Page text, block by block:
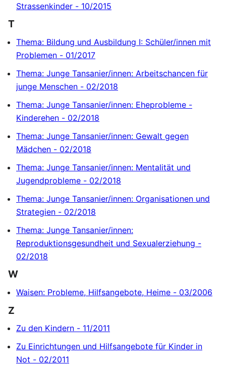
Strassenkinder - 10/2015
T
Thema: Bildung und Ausbildung I: Schüler/innen mit
Problemen - 01/2017
Thema: Junge Tansanier/innen: Arbeitschancen für
junge Menschen - 02/2018
Thema: Junge Tansanier/innen: Eheprobleme -
Kinderehen - 02/2018
Thema: Junge Tansanier/innen: Gewalt gegen
Mädchen - 02/2018
Thema: Junge Tansanier/innen: Mentalität und
Jugendprobleme - 02/2018
Thema: Junge Tansanier/innen: Organisationen und
Strategien - 02/2018
Thema: Junge Tansanier/innen:
Reproduktionsgesundheit und Sexualerziehung -
02/2018
W
Waisen: Probleme, Hilfsangebote, Heime - 03/2006
Z
Zu den Kindern - 11/2011
Zu Einrichtungen und Hilfsangebote für Kinder in
Not - 02/2011